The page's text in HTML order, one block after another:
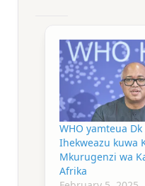
WHO yamteua
Ihekweazu kuwa
Mkurugenzi wa
Afrika